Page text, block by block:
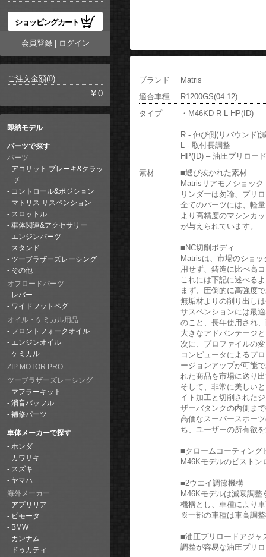
ショッピングカート
会員登録| ログイン
ご注文金額(0)
￥0
即納モデル
パーツで探す
パーツ
アコサット ブレーキ&クラッ
チ
コントロール&ポジション
マトリス サスペンション
スロットル
車体関連&アクセサリー
エンジンパーツ
スタンド
ツーブラザーズレーシング
その他
オフロードパーツ
レバー
ワイドフットペグ
オイル・ケミカル用品
フロントフォークオイル
エンジンオイル
ケミカル
ZIP MOTOR PRO
ツーブラザーズレーシング
マフラーキット
消音バッフル
補修パーツ
車体メーカーで探す
ホンダ
カワサキ
スズキ
ヤマハ
海外メーカー
アプリリア
ビモータ
BMW
カンナム
ドゥカティ
ブランド
Matris
適合車種
R1200GS(04-12)
タイプ
・M46KD R-L-HP(ID)
R - 伸び側(リバウンド)
L - 取付長調整
HP(ID) – 油圧プリロー
素材
■選び抜かれた素材
Matrisリアモノショッ
リンダーは勿論、プリ
全てのパーツには、軽
より高精度のマシンカ
が与えられています。
■NC切削ボディ
Matrisは、市場のショ
用せず、鋳造に比べ高
これには下記に述べる
まず、圧倒的に高強度
無垢材よりの削り出し
サスペンションには最
のこと、長年使用され
大きなアドバンテージ
次に、プロファイルの
コンピュータによるプ
ージョンアップが可能
れた商品を市場に送り
そして、非常に美しい
イト加工と切削された
ザーバタンクの内側ま
高価なスーパースポー
ち、ユーザーの所有欲
■クロームコーティング
M46Kモデルのピスト
■2ウエイ調節機構
M46Kモデルは減衰調
機構とし、車種により
※一部の車種は車高調
■油圧プリロードアジャ
調整が容易な油圧プリ